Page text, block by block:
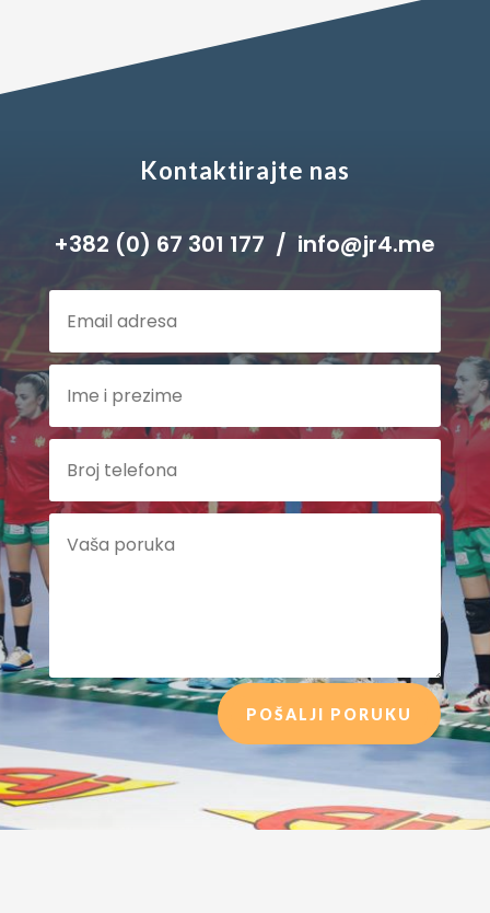
Kontaktirajte nas
+382 (0) 67 301 177 / info@jr4.me
POŠALJI PORUKU